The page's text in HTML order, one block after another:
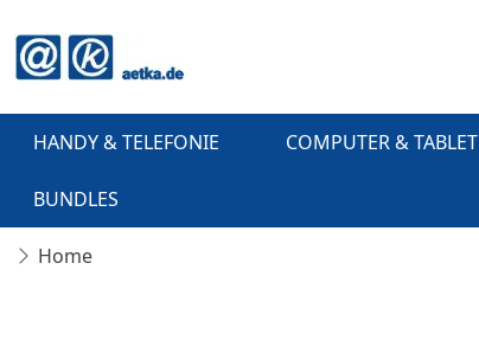
HANDY & TELEFONIE COMPUTER & TABLET
BUNDLES
Home